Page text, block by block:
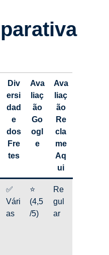
Div
ersi
dad
e
dos
Fre
tes
Ava
liaç
ão
Go
ogl
e
Ava
liaç
ão
Re
cla
me
Aq
ui
✅
Vári
as
⭐
(4,5
/5)
Re
gul
ar